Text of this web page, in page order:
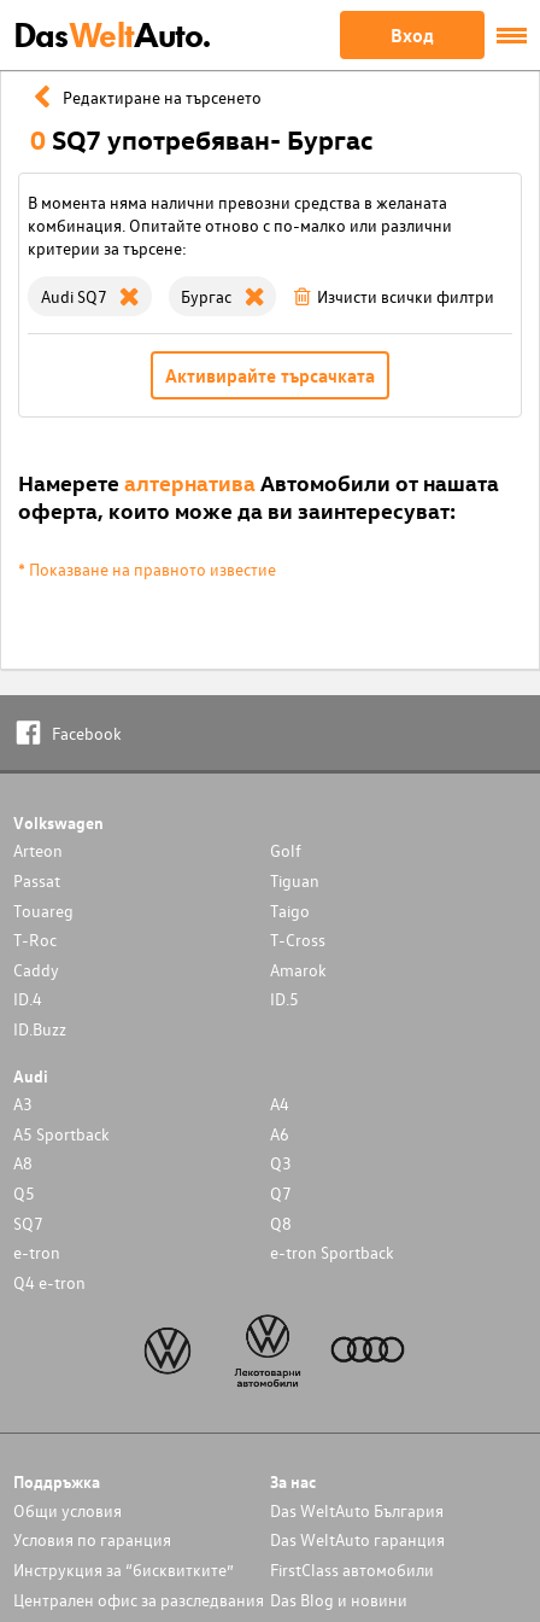
DasWeltAuto. Вход
Редактиране на търсенето
0 SQ7 употребяван- Бургас
В момента няма налични превозни средства в желаната
комбинация. Опитайте отново с по-малко или различни
критерии за търсене:
Audi SQ7 Бургас Изчисти всички филтри
Активирайте търсачката
Намерете алтернативаАвтомобили от нашата
оферта, които може да ви заинтересуват:
* Показване на правното известие
Facebook
Volkswagen
Arteon
Golf
Passat
Tiguan
Touareg
Taigo
T-Roc
T-Cross
Caddy
Amarok
ID.4
ID.5
ID.Buzz
Audi
A3
A4
A5 Sportback
A6
A8
Q3
Q5
Q7
SQ7
Q8
e-tron
e-tron Sportback
Q4 e-tron
Поддръжка
Общи условия
Условия по гаранция
Инструкция за “бисквитките”
Централен офис за разследвания
За нас
Das WeltAuto България
Das WeltAuto гаранция
FirstClass автомобили
Das Blog и новини